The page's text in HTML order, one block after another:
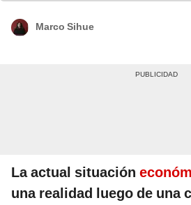
Marco Sihue
La actual situación
una realidad luego de una